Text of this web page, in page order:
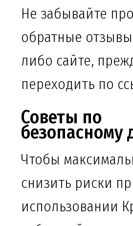
Не забывайте
обратные
либо сайте,
переходить по
Советы по
безопасному
Чтобы
снизить риски
использовании